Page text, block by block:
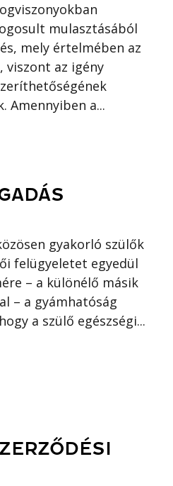
mulasztásából
mely értelmében az
viszont az igény
Amennyiben a...
gyakorló szülők
felügyeletet egyedül
– a különélő másik
– a gyámhatóság
a szülő egészségi...